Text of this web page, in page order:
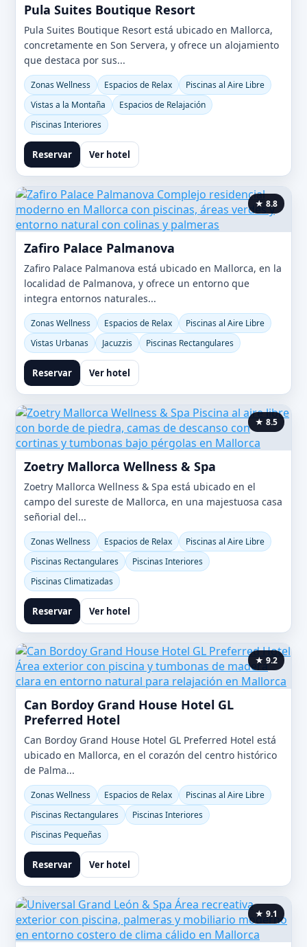
Pula Suites Boutique Resort
Pula Suites Boutique Resort está ubicado en Mallorca,
concretamente en Son Servera, y ofrece un alojamiento
que destaca por sus...
Zonas Wellness Espacios de Relax
Piscinas al Aire Libre
Vistas a la Montaña
Espacios de Relajación
Piscinas Interiores
Reservar Ver hotel
★ 8.8
Zafiro Palace Palmanova
Zafiro Palace Palmanova está ubicado en Mallorca, en la
localidad de Palmanova, y ofrece un entorno que
integra entornos naturales...
Zonas Wellness Espacios de Relax
Piscinas al Aire Libre
Vistas Urbanas
Jacuzzis Piscinas Rectangulares
Reservar Ver hotel
★ 8.5
Zoetry Mallorca Wellness & Spa
Zoetry Mallorca Wellness & Spa está ubicado en el
campo del sureste de Mallorca, en una majestuosa casa
señorial del...
Zonas Wellness Espacios de Relax
Piscinas al Aire Libre
Piscinas Rectangulares
Piscinas Interiores
Piscinas Climatizadas
Reservar Ver hotel
★ 9.2
Can Bordoy Grand House Hotel GL
Preferred Hotel
Can Bordoy Grand House Hotel GL Preferred Hotel está
ubicado en Mallorca, en el corazón del centro histórico
de Palma...
Zonas Wellness Espacios de Relax
Piscinas al Aire Libre
Piscinas Rectangulares
Piscinas Interiores
Piscinas Pequeñas
Reservar Ver hotel
★ 9.1